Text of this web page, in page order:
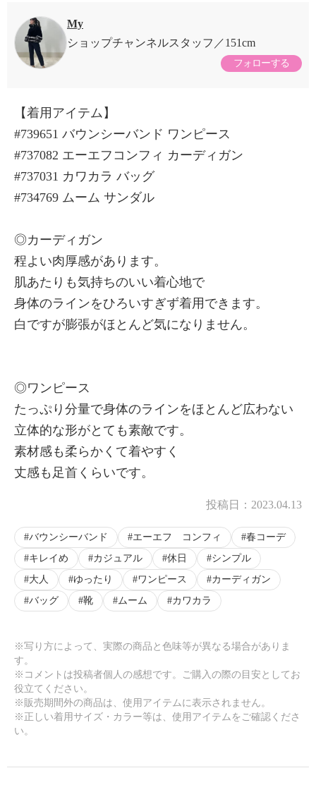
My
ショップチャンネルスタッフ
151cm
フォローする
【着用アイテム】
#739651 バウンシーバンド ワンピース
#737082 エーエフコンフィ カーディガン
#737031 カワカラ バッグ
#734769 ムーム サンダル
◎カーディガン
程よい肉厚感があります。
肌あたりも気持ちのいい着心地で
身体のラインをひろいすぎず着用できます。
白ですが膨張がほとんど気になりません。
◎ワンピース
たっぷり分量で身体のラインをほとんど広わない
立体的な形がとても素敵です。
素材感も柔らかくて着やすく
丈感も足首くらいです。
投稿日： 2023.04.13
バウンシーバンド エーエフ コンフィ
春コーデ
キレイめ
カジュアル 休日
シンプル
大人
ゆったり ワンピース
カーディガン
バッグ
靴 ムーム カワカラ
※写り方によって、実際の商品と色味等が異なる場合がありま
す。
※コメントは投稿者個人の感想です。ご購入の際の目安としてお
役立てください。
※販売期間外の商品は、使用アイテムに表示されません。
※正しい着用サイズ・カラー等は、使用アイテムをご確認くださ
い。